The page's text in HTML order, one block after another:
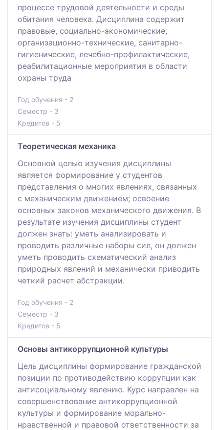
процессе трудовой деятельности и среды
обитания человека. Дисциплина содержит
правовые, социально-экономические,
организационно-технические, санитарно-
гигиенические, лечебно-профилактические,
реабилитационные мероприятия в области
охраны труда
Год обучения - 2
Семестр - 3
Кредитов - 5
Теоретическая механика
Основной целью изучения дисциплины
является формирование у студентов
представления о многих явлениях, связанных
с механическим движением; освоение
основных законов механического движения. В
результате изучения дисциплины студент
должен знать: уметь анализировать и
проводить различные наборы сил, он должен
уметь проводить схематический анализ
природных явлений и механически приводить
четкий расчет абстракции.
Год обучения - 2
Семестр - 3
Кредитов - 5
Основы антикоррупционной культуры
Цель дисциплины формирование гражданской
позиции по противодействию коррупции как
антисоциальному явлению. Курс направлен на
совершенствование антикоррупционной
культуры и формирование морально-
нравственной и правовой ответственности за